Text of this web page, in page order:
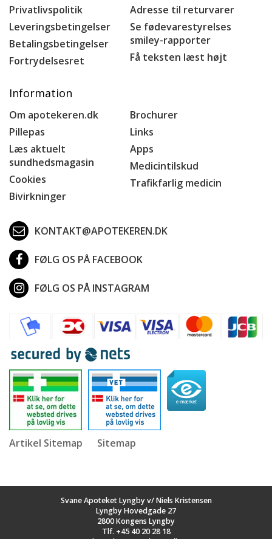
Privatlivspolitik
Leveringsbetingelser
Betalingsbetingelser
Fortrydelsesret
Adresse til returvarer
Se fødevarestyrelses
smiley-rapporter
Få teksten læst højt
Information
Om apotekeren.dk
Pillepas
Læs aktuelt
sundhedsmagasin
Cookies
Bivirkninger
Brochurer
Links
Apps
Medicintilskud
Trafikfarlig medicin
KONTAKT@APOTEKEREN.DK
FØLG OS PÅ FACEBOOK
FØLG OS PÅ INSTAGRAM
Artikel Sitemap Sitemap
Svane Apoteket Lyngby v/ Niels Kristensen
Lyngby Hovedgade 27
2800 Kongens Lyngby
Tlf. +45 40 20 28 18